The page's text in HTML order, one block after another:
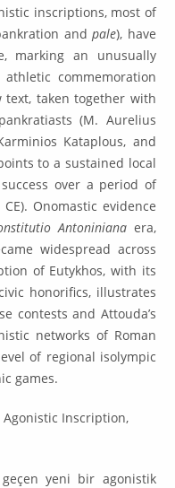
inscriptions, most of
andpale), have
marking an unusually
commemoration
taken together with
(M. Aurelius
Kataplous, and
to a sustained local
over a period of
Onomastic evidence
Antoninianaera,
widespread across
of Eutykhos, with its
honorifics, illustrates
contests and Attouda’s
networks of Roman
of regional isolympic
games.
Agonistic Inscription,
geçen yeni bir agonistik